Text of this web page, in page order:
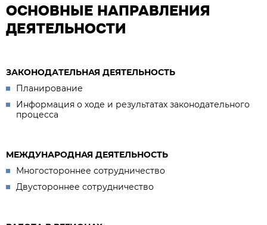
ОСНОВНЫЕ НАПРАВЛЕНИЯ
ДЕЯТЕЛЬНОСТИ
ЗАКОНОДАТЕЛЬНАЯ ДЕЯТЕЛЬНОСТЬ
Планирование
Информация о ходе и результатах законодательного
процесса
МЕЖДУНАРОДНАЯ ДЕЯТЕЛЬНОСТЬ
Многостороннее сотрудничество
Двустороннее сотрудничество